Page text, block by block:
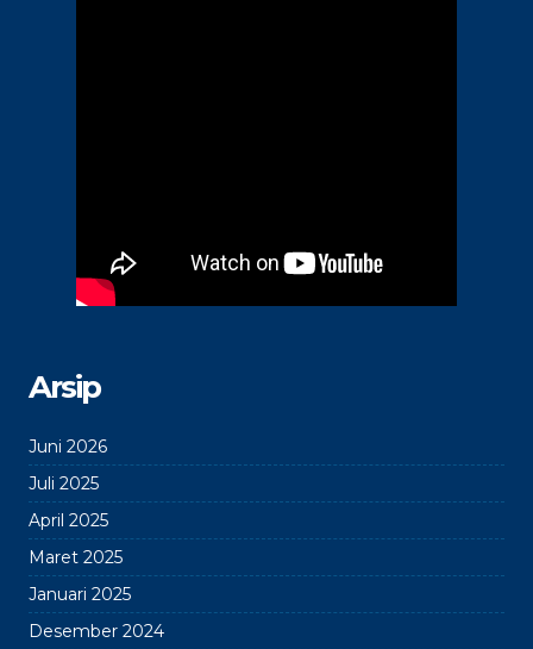
Arsip
Juni 2026
Juli 2025
April 2025
Maret 2025
Januari 2025
Desember 2024